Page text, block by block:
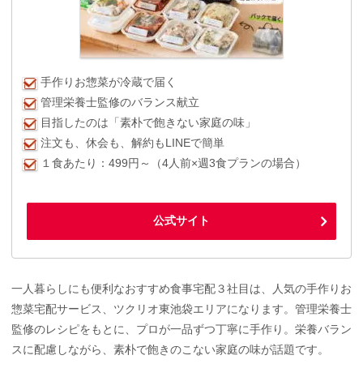
手作りお惣菜が冷蔵で届く
管理栄養士監修のバランス献立
目指したのは「素朴で飽きない家庭の味」
注文も、休会も、解約もLINEで簡単
１食あたり：499円～（4人前×週3食プランの場合）
公式サイト
一人暮らしにも便利なおすすめ食事宅配３社目は、人気の手作りお
惣菜宅配サービス、ツクリオ東池袋エリアになります。管理栄養士
監修のレシピをもとに、プロが一品ずつ丁寧に手作り。栄養バラン
スに配慮しながら、素朴で飽きのこない家庭の味が話題です。